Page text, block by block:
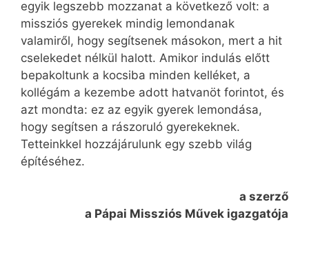
egyik legszebb mozzanat a következő volt: a
missziós gyerekek mindig lemondanak
valamiről, hogy segítsenek másokon, mert a hit
cselekedet nélkül halott. Amikor indulás előtt
bepakoltunk a kocsiba minden kelléket, a
kollégám a kezembe adott hatvanöt forintot, és
azt mondta: ez az egyik gyerek lemondása,
hogy segítsen a rászoruló gyerekeknek.
Tetteinkkel hozzájárulunk egy szebb világ
építéséhez.
a szerző
a Pápai Missziós Művek igazgatója